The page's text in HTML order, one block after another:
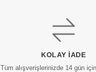
KOLAY İADE
Tüm alışverişlerinizde 14 gün